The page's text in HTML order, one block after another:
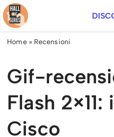
Vai
al
Home» Recensioni
Gif-
Flash
Cisco